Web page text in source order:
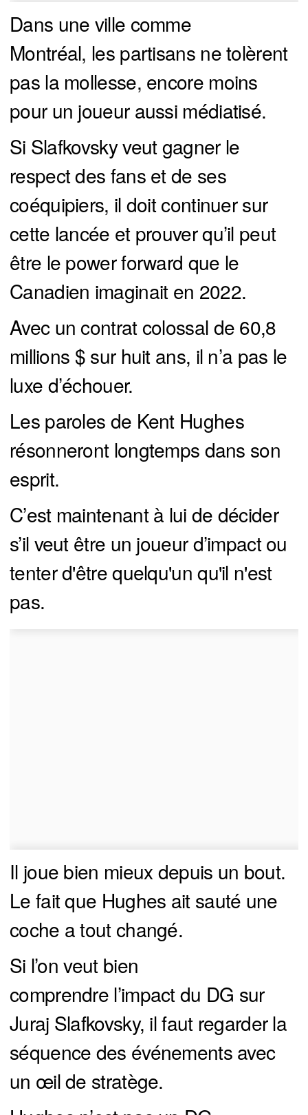
Dans une ville comme
Montréal, les partisans ne tolèrent
pas la mollesse, encore moins
pour un joueur aussi médiatisé.
Si Slafkovsky veut gagner le
respect des fans et de ses
coéquipiers, il doit continuer sur
cette lancée et prouver qu’il peut
être le power forward que le
Canadien imaginait en 2022.
Avec un contrat colossal de 60,8
millions $ sur huit ans, il n’a pas le
luxe d’échouer.
Les paroles de Kent Hughes
résonneront longtemps dans son
esprit.
C’est maintenant à lui de décider
s’il veut être un joueur d’impact ou
tenter d'être quelqu'un qu'il n'est
pas.
Il joue bien mieux depuis un bout.
Le fait que Hughes ait sauté une
coche a tout changé.
Si l’on veut bien
comprendre l’impact du DG sur
Juraj Slafkovsky, il faut regarder la
séquence des événements avec
un œil de stratège.